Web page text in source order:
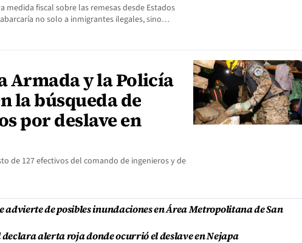
medida fiscal sobre las remesas desde Estados
no solo a inmigrantes ilegales, sino…
Armada y la Policía
la búsqueda de
por deslave en
de 127 efectivos del comando de ingenieros y de
advierte de posibles inundaciones en Área Metropolitana de San
alerta roja donde ocurrió el deslave en Nejapa